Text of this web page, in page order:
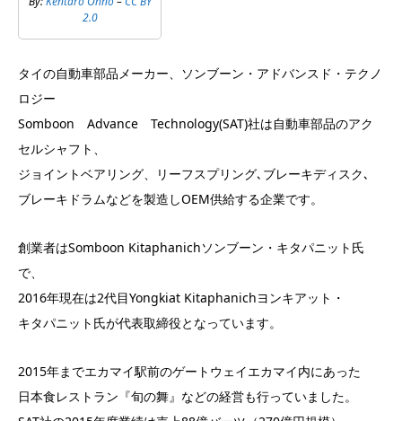
2.0
タイの自動車部品メーカー、ソンブーン・アドバンスド・テクノ
ロジー
Somboon Advance Technology(SAT)社は自動車部品のアク
セルシャフト、
ジョイントベアリング、リーフスプリング､ブレーキディスク､
ブレーキドラムなどを製造しOEM供給する企業です。
創業者はSomboon Kitaphanichソンブーン・キタパニット氏
で、
2016年現在は2代目Yongkiat Kitaphanichヨンキアット・
キタパニット氏が代表取締役となっています。
2015年までエカマイ駅前のゲートウェイエカマイ内にあった
日本食レストラン『旬の舞』などの経営も行っていました。